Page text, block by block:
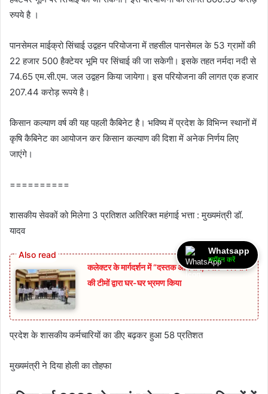
रुपये है ।
पानसेमल माईक्रो सिंचाई उद्वहन परियोजना में तहसील पानसेमल के 53 ग्रामों की
22 हजार 500 हैक्टेयर भूमि पर सिंचाई की जा सकेगी। इसके तहत नर्मदा नदी से
74.65 एम.सी.एम. जल उद्वहन किया जायेगा। इस परियोजना की लागत एक हजार
207.44 करोड़ रूपये है।
किसान कल्याण वर्ष की यह पहली कैबिनेट है। भविष्य में प्रदेश के विभिन्न स्थानों में
कृषि कैबिनेट का आयोजन कर किसान कल्याण की दिशा में अनेक निर्णय लिए
जाएंगे।
==========
शासकीय सेवकों को मिलेगा 3 प्रतिशत अतिरिक्त महंगाई भत्ता : मुख्यमंत्री डॉ.
यादव
कलेक्टर के मार्गदर्शन में “दस्तक अभियान,‌ स्वास्थ्य विभाग
की टीमों द्वारा घर-घर भ्रमण किया
प्रदेश के शासकीय कर्मचारियों का डीए बढ़कर हुआ 58 प्रतिशत
मुख्यमंत्री ने दिया होली का तोहफा
Whatsapp
ज्वॉइन करें